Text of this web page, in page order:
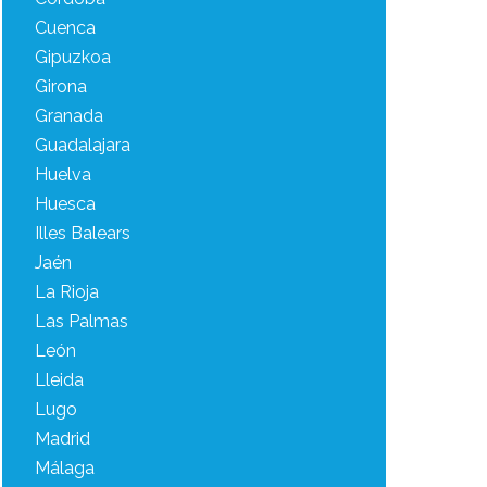
Cuenca
Gipuzkoa
Girona
Granada
Guadalajara
Huelva
Huesca
Illes Balears
Jaén
La Rioja
Las Palmas
León
Lleida
Lugo
Madrid
Málaga